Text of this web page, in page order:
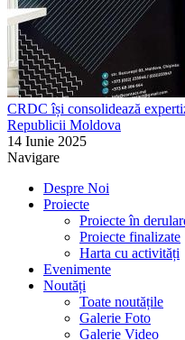
CRDC își consolidează
Republicii Moldova
14 Iunie 2025
Navigare
Despre Noi
Proiecte
Proiecte în
Proiecte finalizate
Harta cu activități
Evenimente
Noutăți
Toate noutățile
Galerie Foto
Galerie Video